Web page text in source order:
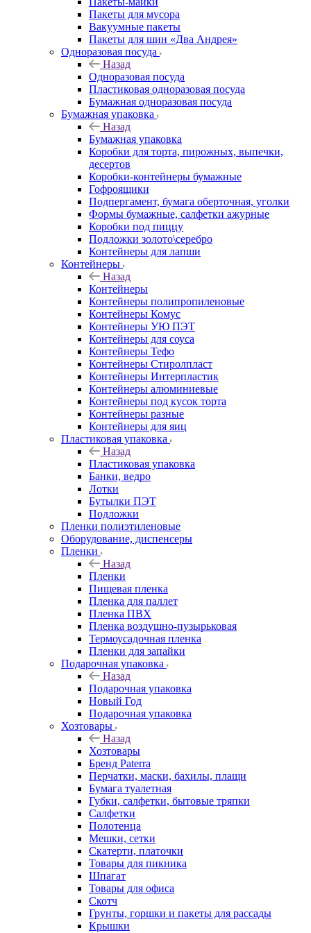
Пакеты для мусора
Вакуумные пакеты
Пакеты для шин «Два Андрея»
Одноразовая посуда
Назад
Одноразовая посуда
Пластиковая одноразовая посуда
Бумажная одноразовая посуда
Бумажная упаковка
Назад
Бумажная упаковка
Коробки для торта, пирожных, выпечки,
десертов
Коробки-контейнеры бумажные
Гофроящики
Подпергамент, бумага оберточная, уголки
Формы бумажные, салфетки ажурные
Коробки под пиццу
Подложки золото\серебро
Контейнеры для лапши
Контейнеры
Назад
Контейнеры
Контейнеры полипропиленовые
Контейнеры Комус
Контейнеры УЮ ПЭТ
Контейнеры для соуса
Контейнеры Тефо
Контейнеры Стиролпласт
Контейнеры Интерпластик
Контейнеры алюминиевые
Контейнеры под кусок торта
Контейнеры разные
Контейнеры для яиц
Пластиковая упаковка
Назад
Пластиковая упаковка
Банки, ведро
Лотки
Бутылки ПЭТ
Подложки
Пленки полиэтиленовые
Оборудование, диспенсеры
Пленки
Назад
Пленки
Пищевая пленка
Пленка для паллет
Пленка ПВХ
Пленка воздушно-пузырьковая
Термоусадочная пленка
Пленки для запайки
Подарочная упаковка
Назад
Подарочная упаковка
Новый Год
Подарочная упаковка
Хозтовары
Назад
Хозтовары
Бренд Paterra
Перчатки, маски, бахилы, плащи
Бумага туалетная
Губки, салфетки, бытовые тряпки
Салфетки
Полотенца
Мешки, сетки
Скатерти, платочки
Товары для пикника
Шпагат
Товары для офиса
Скотч
Грунты, горшки и пакеты для рассады
Крышки